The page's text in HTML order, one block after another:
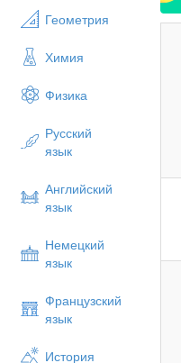
Геометрия
Химия
Физика
Русский
язык
Английский
язык
Немецкий
язык
Французский
язык
История